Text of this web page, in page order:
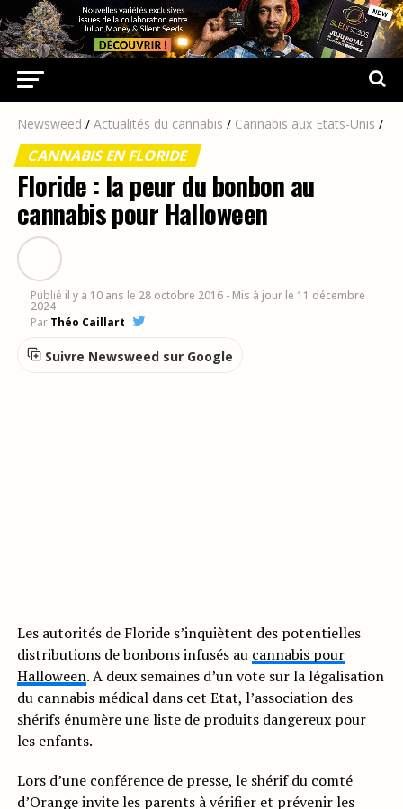
Newsweed / Actualités du cannabis / Cannabis aux Etats-Unis /
CANNABIS EN FLORIDE
Floride : la peur du bonbon au
cannabis pour Halloween
Publié il y a 10 ans le 28 octobre 2016 - Mis à jour le 11 décembre
2024
Par Théo Caillart
Suivre Newsweed sur Google
Les autorités de Floride s’inquiètent des potentielles
distributions de bonbons infusés au cannabis pour
Halloween. A deux semaines d’un vote sur la légalisation
du cannabis médical dans cet Etat, l’association des
shérifs énumère une liste de produits dangereux pour
les enfants.
Lors d’une conférence de presse, le shérif du comté
d’Orange invite les parents à vérifier et prévenir les